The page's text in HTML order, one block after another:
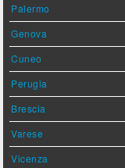
Palermo
Genova
Cuneo
Perugia
Brescia
Varese
Vicenza